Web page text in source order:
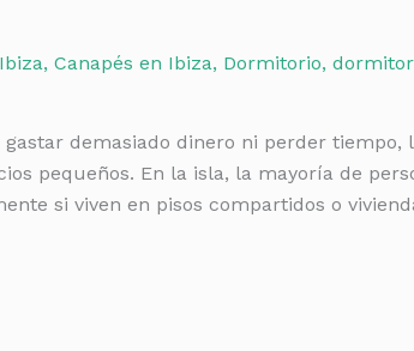
, Canapés en Ibiza, Dormitorio,
demasiado dinero ni perder
pequeños. En la isla, la mayoría de
si viven en pisos compartidos o